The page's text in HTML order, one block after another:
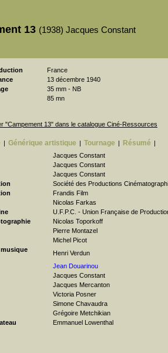
13 (1938) Jacques Constant
France
13 décembre 1940
35 mm - NB
85 mn
"Campement 13" dans le catalogue Ciné-Ressources
| Générique artistique | Tournage | Résumé |
Jacques Constant
Jacques Constant
Jacques Constant
Société des Productions
Frandis Film
Nicolas Farkas
U.F.P.C. - Union Française de
Nicolas Toporkoff
Pierre Montazel
Michel Picot
Henri Verdun
Jean Douarinou
Jacques Constant
Jacques Mercanton
Victoria Posner
Simone Chavaudra
Grégoire Metchikian
Emmanuel Lowenthal